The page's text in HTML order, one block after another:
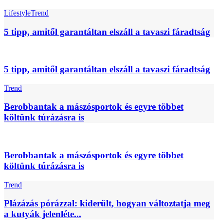
LifestyleTrend
5 tipp, amitől garantáltan elszáll a tavaszi fáradtság
5 tipp, amitől garantáltan elszáll a tavaszi fáradtság
Trend
Berobbantak a mászósportok és egyre többet
költünk túrázásra is
Berobbantak a mászósportok és egyre többet
költünk túrázásra is
Trend
Plázázás pórázzal: kiderült, hogyan változtatja meg
a kutyák jelenléte...